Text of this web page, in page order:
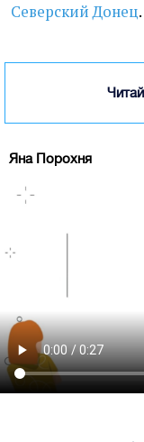
Северский Донец.
Яна Порохня